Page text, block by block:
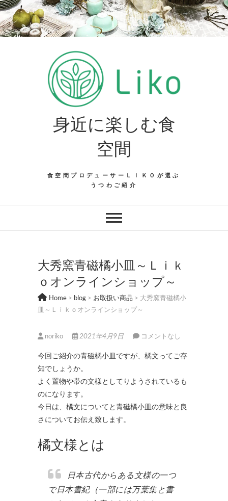
Skip
to
content
身近に楽しむ食
空間
食空間プロデューサーＬＩＫＯが選ぶ
うつわご紹介
大秀窯青磁橘小皿～Ｌｉｋ
ｏオンラインショップ～
Home > blog > お取扱い商品 > 大秀窯青磁橘小
皿～Ｌｉｋｏオンラインショップ～
noriko 2021年4月9日 コメントなし
今回ご紹介の青磁橘小皿ですが、橘文ってご存
知でしょうか。
よく置物や帯の文様としてりようされているも
のになります。
今日は、橘文についてと青磁橘小皿の意味と良
さについてお伝え致します。
橘文様とは
日本古代からある文様の一つ
で日本書紀（一部には万葉集と書